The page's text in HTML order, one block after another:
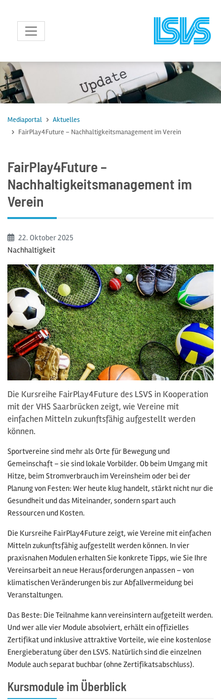
zum Inhalt
Mediaportal
Aktuelles
FairPlay4Future – Nachhaltigkeitsmanagement im Verein
FairPlay4Future –
Nachhaltigkeitsmanagement im
Verein
Beginn:
22. Oktober2025
Nachhaltigkeit
Die Kursreihe FairPlay4Future des LSVS in Kooperation
mit der VHS Saarbrücken zeigt, wie Vereine mit
einfachen Mitteln zukunftsfähig aufgestellt werden
können.
Sportvereine sind mehr als Orte für Bewegung und
Gemeinschaft – sie sind lokale Vorbilder. Ob beim Umgang mit
Hitze, beim Stromverbrauch im Vereinsheim oder bei der
Planung von Festen: Wer heute klug handelt, stärkt nicht nur die
Gesundheit und das Miteinander, sondern spart auch
Ressourcen und Kosten.
Die Kursreihe FairPlay4Future zeigt, wie Vereine mit einfachen
Mitteln zukunftsfähig aufgestellt werden können. In vier
praxisnahen Modulen erhalten Sie konkrete Tipps, wie Sie Ihre
Vereinsarbeit an neue Herausforderungen anpassen – von
klimatischen Veränderungen bis zur Abfallvermeidung bei
Veranstaltungen.
Das Beste: Die Teilnahme kann vereinsintern aufgeteilt werden.
Und wer alle vier Module absolviert, erhält ein offizielles
Zertifikat und inklusive attraktive Vorteile, wie eine kostenlose
Energieberatung über den LSVS. Natürlich sind die einzelnen
Module auch separat buchbar (ohne Zertifikatsabschluss).
Kursmodule im Überblick